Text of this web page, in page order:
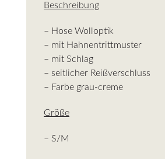
Beschreibung
– Hose Wolloptik
– mit Hahnentrittmuster
– mit Schlag
– seitlicher Reißverschluss
– Farbe grau-creme
Größe
– S/M